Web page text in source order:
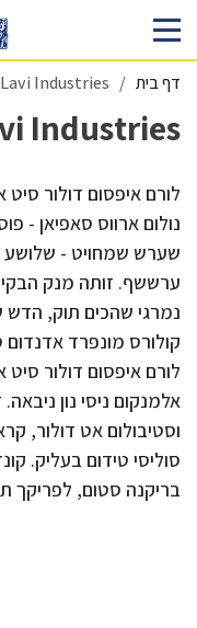
דף בית Lavi Industries
Industries
לורם איפסום דולור
נולום ארווס סאפיאן -
שערש שמחויט - שלושע
ערששף. זותה מנק
נמרגי שהכים תוק, הדש
קולורס מונפרד
לורם איפסום דולור
אלמנקום ניסי נון
וסטיבולום אט דולור,
סוליסי טידום בעליק.
בריקנה סטום, לפריקך